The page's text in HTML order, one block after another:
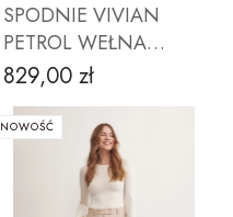
SPODNIE VIVIAN
PETROL WEŁNA
MERINO
Cena
829,00 zł
NOWOŚĆ